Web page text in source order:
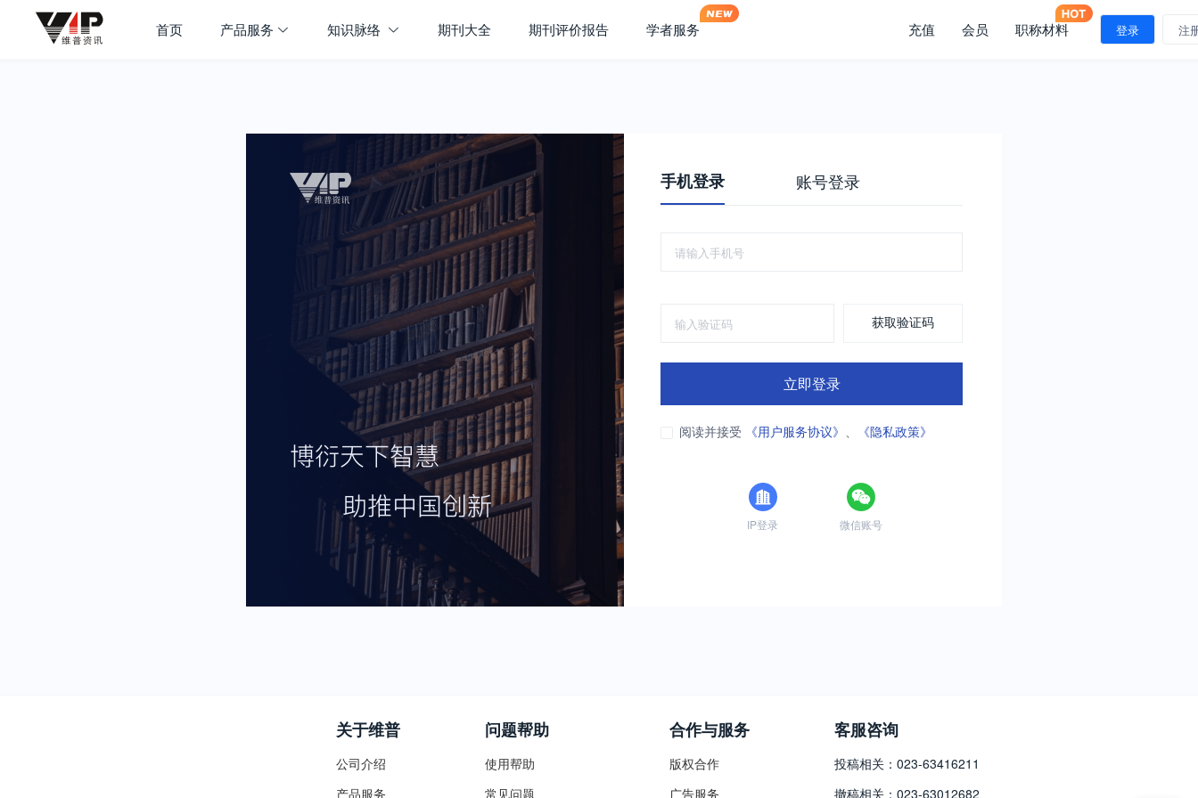
首页 产品服务 知识脉络 期刊大全 期刊评价报告 学者服务 充值 会员 职称材料 登录 注
手机登录 账号登录
获取验证码
立即登录
阅读并接受 《用户服务协议》 、 《隐私政策》
IP登录 微信账号
关于维普
公司介绍
产品服务
问题帮助
使用帮助
常见问题
合作与服务
版权合作
广告服务
客服咨询
投稿相关：023-63416211
撤稿相关：023-63012682